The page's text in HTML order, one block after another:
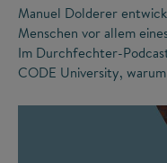
Manuel Dolderer
Menschen vor allem
Im Durchfechter-
CODE University,